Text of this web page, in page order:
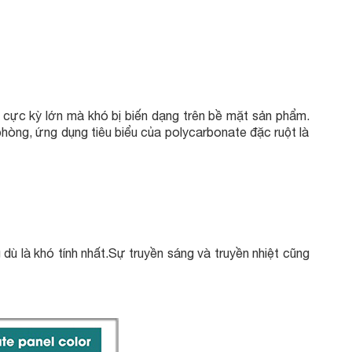
kỳ lớn mà khó bị biến dạng trên bề mặt sản phẩm.
ứng dụng tiêu biểu của polycarbonate đặc ruột là
là khó tính nhất.Sự truyền sáng và truyền nhiệt cũng